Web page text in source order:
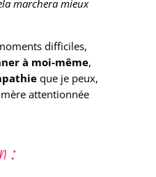
marchera mieux
difficiles,
à moi-même,
que je peux,
attentionnée
: